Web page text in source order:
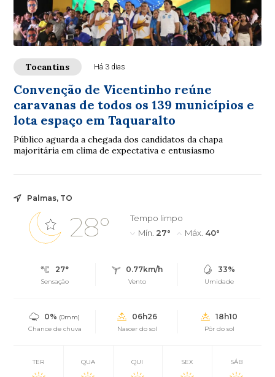
Tocantins Há 3 dias
Convenção de Vicentinho reúne
caravanas de todos os 139 municípios e
lota espaço em Taquaralto
Público aguarda a chegada dos candidatos da chapa
majoritária em clima de expectativa e entusiasmo
Palmas, TO
28°
Tempo limpo
Mín. 27° Máx. 40°
27°
Sensação
0.77km/h
Vento
33%
Umidade
0% (0mm)
Chance de chuva
06h26
Nascer do sol
18h10
Pôr do sol
TER QUA QUI SEX SÁB